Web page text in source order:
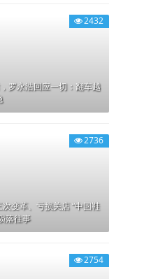
2432
罗永浩回应一切：翻车越
2736
变革、亏损关店 “中国鞋
落往事
2754